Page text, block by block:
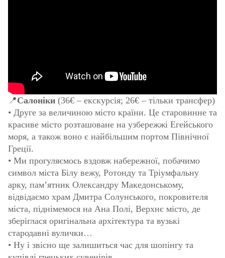
📍Салоніки (36€ – екскурсія; 26€ – тільки трансфер)
• Друге за величиною місто країни. Це старовинне та
красиве місто розташоване на узбережжі Егейського
моря, а також воно є найбільшим портом Північної
Греції.
• Ми прогуляємось вздовж набережної, побачимо
символ міста Білу вежу, Ротонду та Тріумфальну
арку, пам’ятник Олександру Македонському,
відвідаємо храм Дмитра Солунського, покровителя
міста, піднімемося на Ана Полі, Верхнє місто, де
зберіглася оригінальна архітектура та вузькі
стародавні вулички…
• Ну і звісно ще залишиться час для шопінгу та